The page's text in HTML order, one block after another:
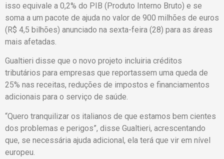
isso equivale a 0,2% do PIB (Produto Interno Bruto) e se
soma a um pacote de ajuda no valor de 900 milhões de euros
(R$ 4,5 bilhões) anunciado na sexta-feira (28) para as áreas
mais afetadas.
Gualtieri disse que o novo projeto incluiria créditos
tributários para empresas que reportassem uma queda de
25% nas receitas, reduções de impostos e financiamentos
adicionais para o serviço de saúde.
“Quero tranquilizar os italianos de que estamos bem cientes
dos problemas e perigos”, disse Gualtieri, acrescentando
que, se necessária ajuda adicional, ela terá que vir em nível
europeu.